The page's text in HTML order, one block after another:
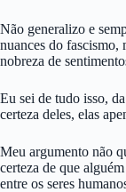
Não generalizo e
nuances do fascismo,
nobreza de
Eu sei de tudo isso,
certeza deles, elas
Meu argumento não
certeza de que
entre os seres